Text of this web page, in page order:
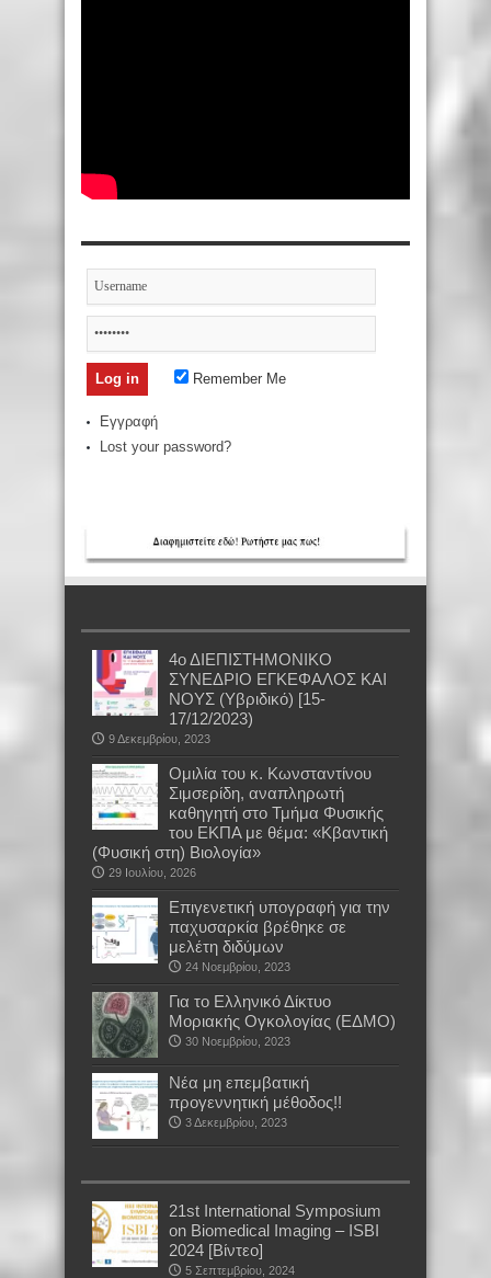
Remember Me
Εγγραφή
Lost your password?
4ο ΔΙΕΠΙΣΤΗΜΟΝΙΚΟ
ΣΥΝΕΔΡΙΟ ΕΓΚΕΦΑΛΟΣ ΚΑΙ
ΝΟΥΣ (Υβριδικό) [15-
17/12/2023)
9 Δεκεμβρίου, 2023
Oμιλία του κ. Κωνσταντίνου
Σιμσερίδη, αναπληρωτή
καθηγητή στο Τμήμα Φυσικής
του ΕΚΠΑ με θέμα: «Κβαντική
(Φυσική στη) Βιολογία»
29 Ιουλίου, 2026
Επιγενετική υπογραφή για την
παχυσαρκία βρέθηκε σε
μελέτη διδύμων
24 Νοεμβρίου, 2023
Για το Ελληνικό Δίκτυο
Μοριακής Ογκολογίας (ΕΔΜΟ)
30 Νοεμβρίου, 2023
Νέα μη επεμβατική
προγεννητική μέθοδος!!
3 Δεκεμβρίου, 2023
21st International Symposium
on Biomedical Imaging – ISBI
2024 [Βίντεο]
5 Σεπτεμβρίου, 2024